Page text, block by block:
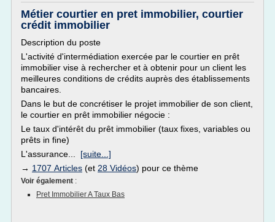
Métier courtier en pret immobilier, courtier
crédit immobilier
Description du poste
L'activité d'intermédiation exercée par le courtier en prêt
immobilier vise à rechercher et à obtenir pour un client les
meilleures conditions de crédits auprès des établissements
bancaires.
Dans le but de concrétiser le projet immobilier de son client,
le courtier en prêt immobilier négocie :
Le taux d'intérêt du prêt immobilier (taux fixes, variables ou
prêts in fine)
L'assurance... [suite...]
→ 1707 Articles (et 28 Vidéos) pour ce thème
Voir également :
Pret Immobilier A Taux Bas